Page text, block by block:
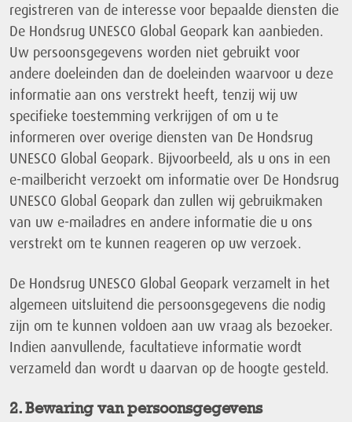
registreren van de interesse voor bepaalde diensten die
De Hondsrug UNESCO Global Geopark kan aanbieden.
Uw persoonsgegevens worden niet gebruikt voor
andere doeleinden dan de doeleinden waarvoor u deze
informatie aan ons verstrekt heeft, tenzij wij uw
specifieke toestemming verkrijgen of om u te
informeren over overige diensten van De Hondsrug
UNESCO Global Geopark. Bijvoorbeeld, als u ons in een
e-mailbericht verzoekt om informatie over De Hondsrug
UNESCO Global Geopark dan zullen wij gebruikmaken
van uw e-mailadres en andere informatie die u ons
verstrekt om te kunnen reageren op uw verzoek.
De Hondsrug UNESCO Global Geopark verzamelt in het
algemeen uitsluitend die persoonsgegevens die nodig
zijn om te kunnen voldoen aan uw vraag als bezoeker.
Indien aanvullende, facultatieve informatie wordt
verzameld dan wordt u daarvan op de hoogte gesteld.
2. Bewaring van persoonsgegevens